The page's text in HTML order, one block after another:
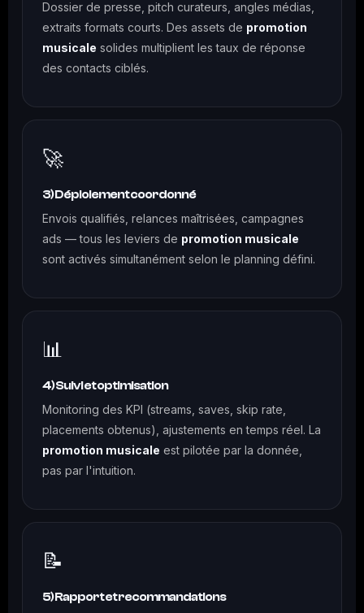
Dossier de presse, pitch curateurs, angles médias,
extraits formats courts. Des assets de promotion
musicale solides multiplient les taux de réponse
des contacts ciblés.
🚀
3) Déploiement coordonné
Envois qualifiés, relances maîtrisées, campagnes
ads — tous les leviers de promotion musicale
sont activés simultanément selon le planning défini.
📊
4) Suivi et optimisation
Monitoring des KPI (streams, saves, skip rate,
placements obtenus), ajustements en temps réel. La
promotion musicale est pilotée par la donnée,
pas par l'intuition.
📝
5) Rapport et recommandations